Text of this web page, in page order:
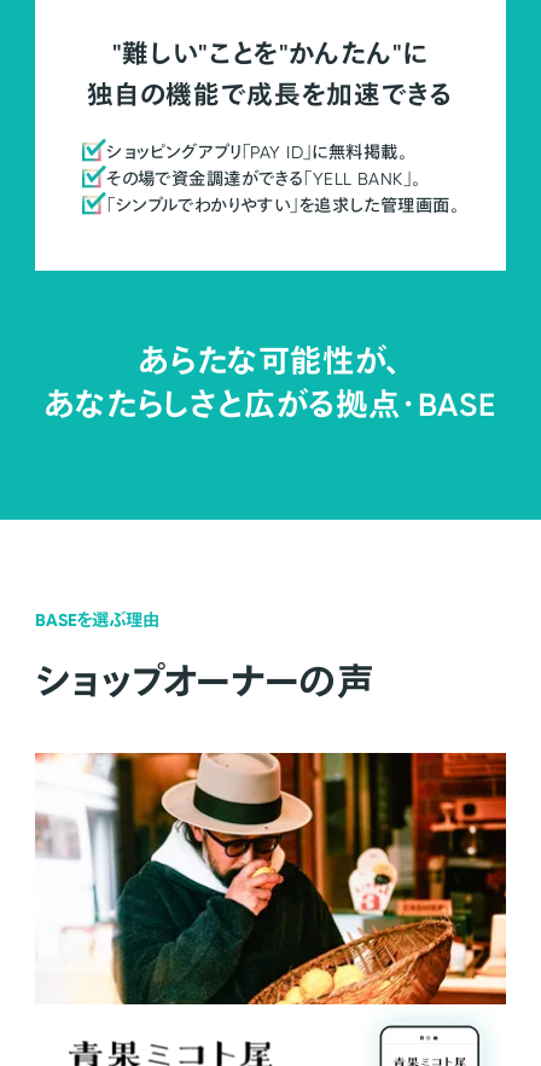
"難しい"ことを"かんたん"に
独自の機能で成長を加速できる
ショッピングアプリ「PAY ID」に無料掲載。
その場で資金調達ができる「YELL BANK」。
「シンプルでわかりやすい」を追求した管理画面。
あらたな可能性が、
あなたらしさと広がる拠点・BASE
BASEを選ぶ理由
ショップオーナーの声